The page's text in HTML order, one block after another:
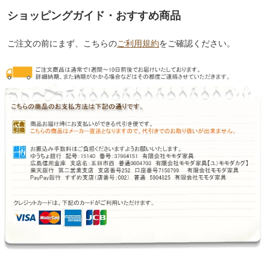
ショッピングガイド・おすすめ商品
ご注文の前にまず、こちらのご利用規約をご確認ください。